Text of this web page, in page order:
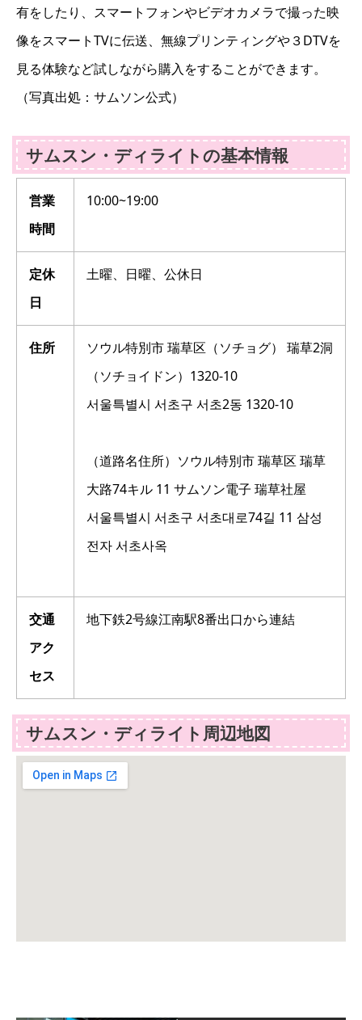
有をしたり、スマートフォンやビデオカメラで撮った映
像をスマートTVに伝送、無線プリンティングや３DTVを
見る体験など試しながら購入をすることができます。
（写真出処：サムソン公式）
サムスン・ディライトの基本情報
営業
時間
10:00~19:00
定休
日
土曜、日曜、公休日
住所
ソウル特別市 瑞草区（ソチョグ） 瑞草2洞
（ソチョイドン）1320-10
서울특별시 서초구 서초2동 1320-10
（道路名住所）ソウル特別市 瑞草区 瑞草
大路74キル 11 サムソン電子 瑞草社屋
서울특별시 서초구 서초대로74길 11 삼성
전자 서초사옥
交通
アク
セス
地下鉄2号線江南駅8番出口から連結
サムスン・ディライト周辺地図